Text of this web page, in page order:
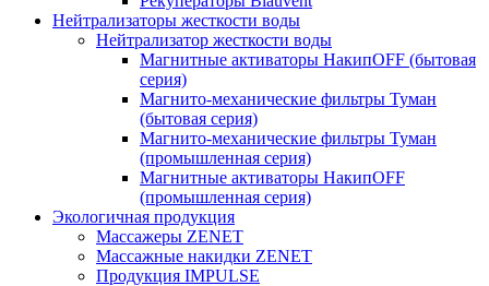
Нейтрализаторы жесткости воды
Нейтрализатор жесткости воды
Магнитные активаторы НакипOFF (бытовая
серия)
Магнито-механические фильтры Туман
(бытовая серия)
Магнито-механические фильтры Туман
(промышленная серия)
Магнитные активаторы НакипOFF
(промышленная серия)
Экологичная продукция
Массажеры ZENET
Массажные накидки ZENET
Продукция IMPULSE